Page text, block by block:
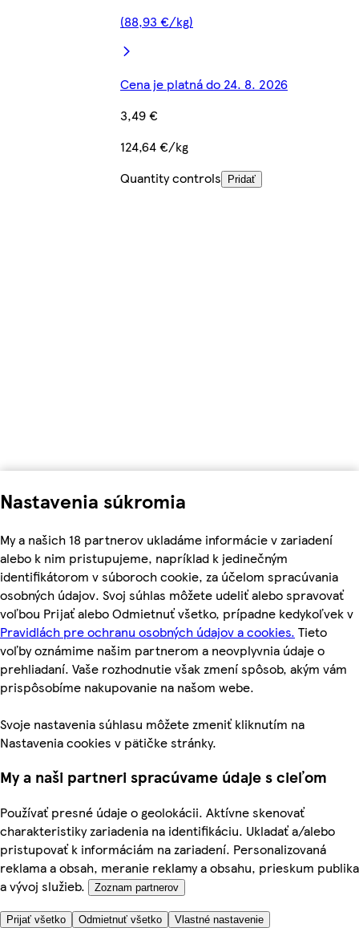
Nastavenia súkromia
My a našich 18 partnerov ukladáme informácie v zariadení
alebo k nim pristupujeme, napríklad k jedinečným
identifikátorom v súboroch cookie, za účelom spracúvania
osobných údajov. Svoj súhlas môžete udeliť alebo spravovať
voľbou Prijať alebo Odmietnuť všetko, prípadne kedykoľvek v
Pravidlách pre ochranu osobných údajov a cookies. Tieto
voľby oznámime našim partnerom a neovplyvnia údaje o
prehliadaní. Vaše rozhodnutie však zmení spôsob, akým vám
prispôsobíme nakupovanie na našom webe.
Svoje nastavenia súhlasu môžete zmeniť kliknutím na
Nastavenia cookies v pätičke stránky.
My a naši partneri spracúvame údaje s cieľom
Používať presné údaje o geolokácii. Aktívne skenovať
charakteristiky zariadenia na identifikáciu. Ukladať a/alebo
pristupovať k informáciám na zariadení. Personalizovaná
reklama a obsah, meranie reklamy a obsahu, prieskum publika
a vývoj služieb.
Zoznam partnerov
Prijať všetko Odmietnuť všetko Vlastné nastavenie
(88,93 €/kg)
Cena je platná do 24. 8. 2026
3,49 €
124,64 €/kg
Quantity controls
Pridať